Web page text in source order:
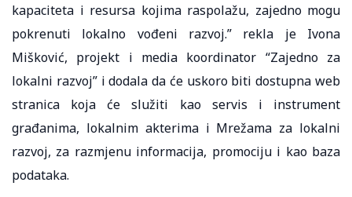
kapaciteta i resursa kojima raspolažu, zajedno mogu
pokrenuti lokalno vođeni razvoj.” rekla je Ivona
Mišković, projekt i media koordinator “Zajedno za
lokalni razvoj” i dodala da će uskoro biti dostupna web
stranica koja će služiti kao servis i instrument
građanima, lokalnim akterima i Mrežama za lokalni
razvoj, za razmjenu informacija, promociju i kao baza
podataka.